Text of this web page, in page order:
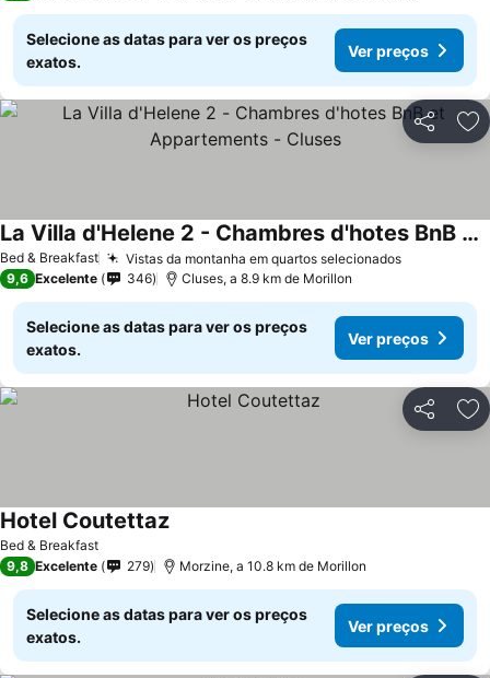
Selecione as datas para ver os preços
exatos.
Ver preços
Partilhar
Bed & Breakfast Vistas da montanha em quartos selecionadosVer preços
La Villa d'Helene 2 - Chambres d'hotes BnB et Appartements - Cluses
Ver preços
9,6 Excelente 346 Cluses, a 8.9 km de Morillon
Selecione as datas para ver os preços
exatos.
Ver preços
Partilhar
Bed & Breakfast
Hotel CoutettazVer preços
9,8 Excelente 279 Morzine, a 10.8 km de Morillon
Selecione as datas para ver os preços
exatos.
Ver preços